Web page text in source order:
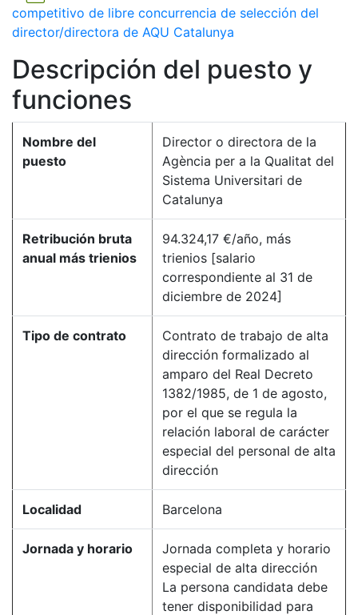
competitivo de libre concurrencia de selección del
director/directora de AQU Catalunya
Descripción del puesto y
funciones
Nombre del
puesto
Director o directora de la
Agència per a la Qualitat del
Sistema Universitari de
Catalunya
Retribución bruta
anual más trienios
94.324,17 €/año, más
trienios [salario
correspondiente al 31 de
diciembre de 2024]
Tipo de contrato
Contrato de trabajo de alta
dirección formalizado al
amparo del Real Decreto
1382/1985, de 1 de agosto,
por el que se regula la
relación laboral de carácter
especial del personal de alta
dirección
Localidad Barcelona
Jornada y horario
Jornada completa y horario
especial de alta dirección
La persona candidata debe
tener disponibilidad para